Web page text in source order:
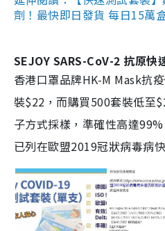
劑！最快即日發貨 每日15萬
SEJOY SARS-CoV-2 抗原快
香港口罩品牌HK-M Mask抗
裝$22，而購買500套裝低至
子方式採樣，準確性高達
已列在歐盟2019冠狀病毒病